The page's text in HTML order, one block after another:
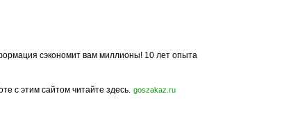
сэкономит вам миллионы! 10 лет опыта
с этим сайтом читайте здесь. goszakaz.ru